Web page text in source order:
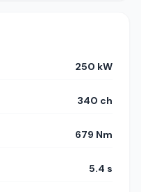
250 kW
340 ch
679 Nm
5.4 s